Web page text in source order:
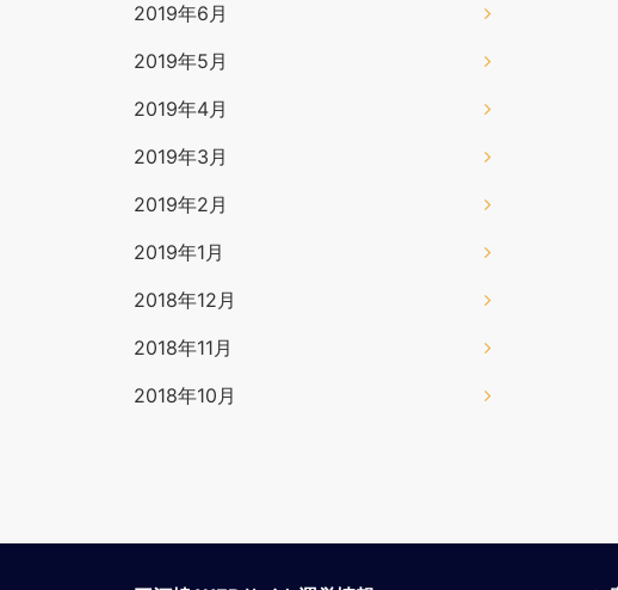
2019年6月
2019年5月
2019年4月
2019年3月
2019年2月
2019年1月
2018年12月
2018年11月
2018年10月